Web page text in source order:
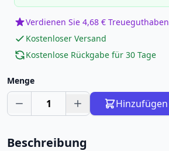
Verdienen Sie 4,68 € Treueguthaben
Kostenloser Versand
Kostenlose Rückgabe für 30 Tage
Menge
1 Hinzufügen
Beschreibung